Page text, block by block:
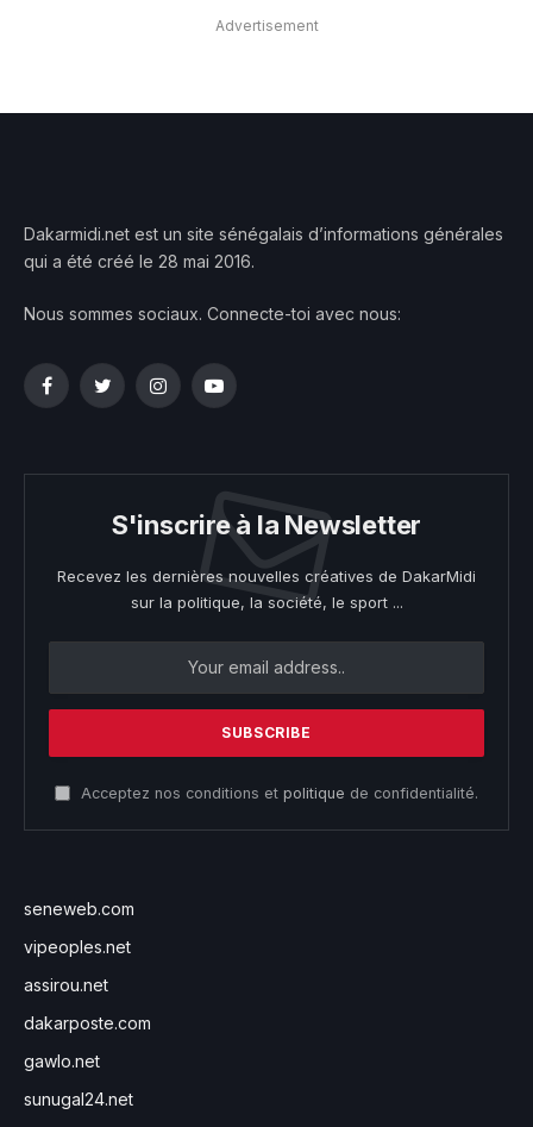
Advertisement
Dakarmidi.net est un site sénégalais d’informations générales
qui a été créé le 28 mai 2016.
Nous sommes sociaux. Connecte-toi avec nous:
FacebookTwitterInstagramYouTube
S'inscrire à la Newsletter
Recevez les dernières nouvelles créatives de DakarMidi
sur la politique, la société, le sport ...
Acceptez nos conditions et politique de confidentialité.
seneweb.com
vipeoples.net
assirou.net
dakarposte.com
gawlo.net
sunugal24.net